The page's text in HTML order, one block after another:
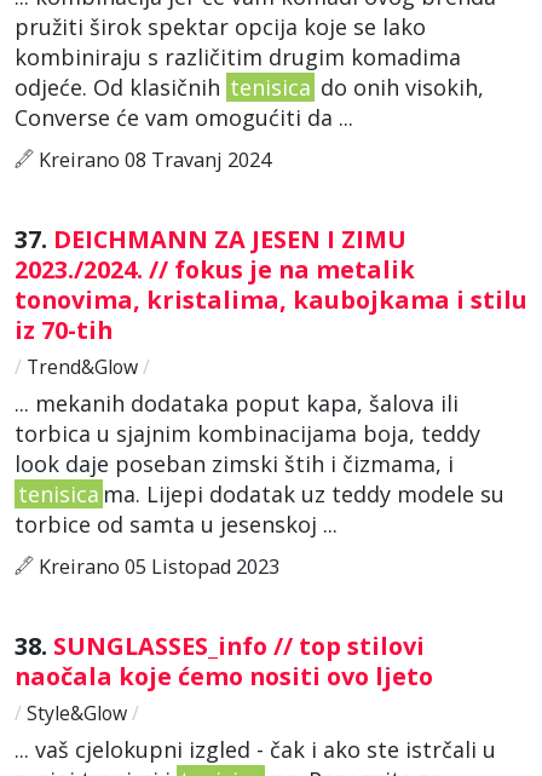
pružiti širok spektar opcija koje se lako
kombiniraju s različitim drugim komadima
odjeće. Od klasičnih tenisica do onih visokih,
Converse će vam omogućiti da ...
Kreirano 08 Travanj 2024
37. DEICHMANN ZA JESEN I ZIMU
2023./2024. // fokus je na metalik
tonovima, kristalima, kaubojkama i stilu
iz 70-tih
/ Trend&Glow/
... mekanih dodataka poput kapa, šalova ili
torbica u sjajnim kombinacijama boja, teddy
look daje poseban zimski štih i čizmama, i
tenisica ma. Lijepi dodatak uz teddy modele su
torbice od samta u jesenskoj ...
Kreirano 05 Listopad 2023
38. SUNGLASSES_info // top stilovi
naočala koje ćemo nositi ovo ljeto
/ Style&Glow/
... vaš cjelokupni izgled - čak i ako ste istrčali u